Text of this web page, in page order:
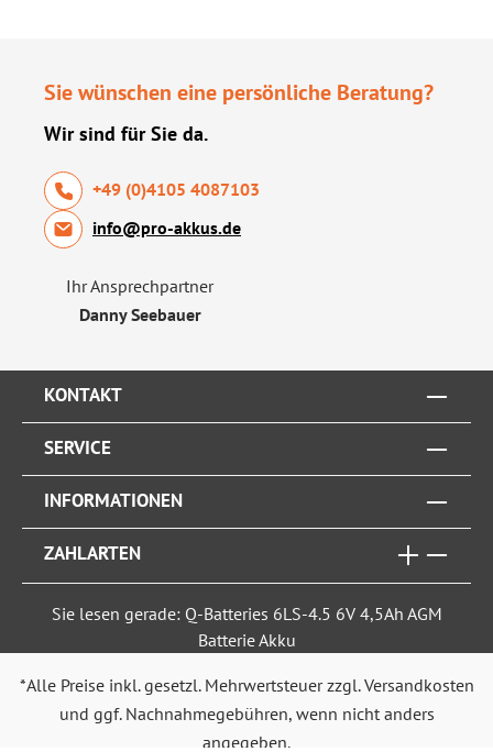
Sie wünschen eine persönliche Beratung?
Wir sind für Sie da.
+49 (0)4105 4087103
info@pro-akkus.de
Ihr Ansprechpartner
Danny Seebauer
KONTAKT
SERVICE
INFORMATIONEN
ZAHLARTEN
Sie lesen gerade: Q-Batteries 6LS-4.5 6V 4,5Ah AGM
Batterie Akku
*Alle Preise inkl. gesetzl. Mehrwertsteuer zzgl.Versandkosten
und ggf. Nachnahmegebühren, wenn nicht anders
angegeben.